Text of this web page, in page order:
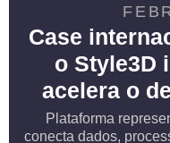
Case
o Style3D
acelera o
Plataforma
conecta dados,